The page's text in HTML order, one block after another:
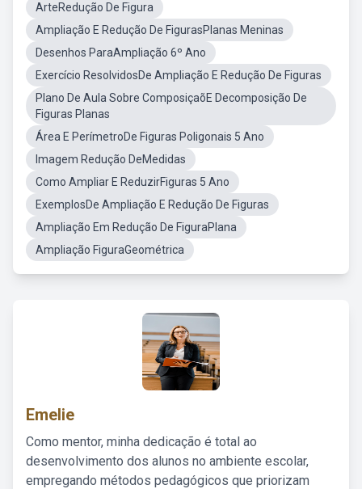
ArteRedução De Figura
Ampliação E Redução De FigurasPlanas Meninas
Desenhos ParaAmpliação 6º Ano
Exercício ResolvidosDe Ampliação E Redução De Figuras
Plano De Aula Sobre ComposiçaõE Decomposição De
Figuras Planas
Área E PerímetroDe Figuras Poligonais 5 Ano
Imagem Redução DeMedidas
Como Ampliar E ReduzirFiguras 5 Ano
ExemplosDe Ampliação E Redução De Figuras
Ampliação Em Redução De FiguraPlana
Ampliação FiguraGeométrica
Emelie
Como mentor, minha dedicação é total ao
desenvolvimento dos alunos no ambiente escolar,
empregando métodos pedagógicos que priorizam